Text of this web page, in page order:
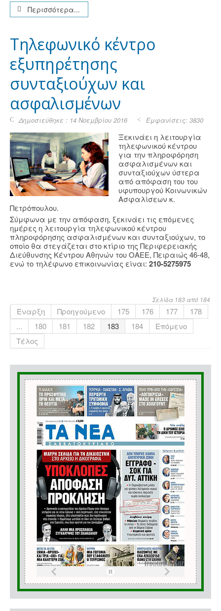
Περισσότερα...
Τηλεφωνικό κέντρο
εξυπηρέτησης
συνταξιούχων και
ασφαλισμένων
Δημοσιεύθηκε : 14 Νοεμβρίου 2016 Εμφανίσεις: 3830
Ξεκινάει η λειτουργία
τηλεφωνικού κέντρου
για την πληροφόρηση
ασφαλισμένων και
συνταξιούχων ύστερα
από απόφαση του του
υφυπουργού Κοινωνικών
Ασφαλίσεων κ.
Πετρόπουλου.
Σύμφωνα με την απόφαση, ξεκινάει τις επόμενες
ημέρες η λειτουργία τηλεφωνικού κέντρου
πληροφόρησης ασφαλισμένων και συνταξιούχων, το
οποίο θα στεγάζεται στο κτίριο της Περιφερειακής
Διεύθυνσης Κέντρου Αθηνών του ΟΑΕΕ, Πειραιώς 46-48,
ενώ το τηλέφωνο επικοινωνίας είναι: 210-5275975
Σελίδα 183 από 184
Έναρξη Προηγούμενο 175 176 177
178
...
180 181 182 183 184
Επόμενο
Τέλος